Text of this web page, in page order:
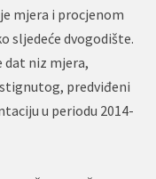
mjera i procjenom
sljedeće dvogodište.
dat niz mjera,
predviđeni
u periodu 2014-